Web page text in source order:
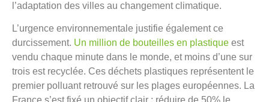
l’adaptation des villes au changement climatique.
L’urgence environnementale justifie également ce
durcissement. Un million de bouteilles en plastique est
vendu chaque minute dans le monde, et moins d’une sur
trois est recyclée. Ces déchets plastiques représentent le
premier polluant retrouvé sur les plages européennes. La